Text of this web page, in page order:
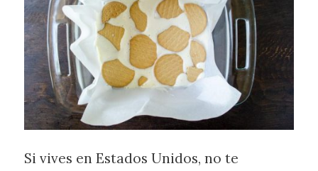
Si vives en Estados Unidos, no te